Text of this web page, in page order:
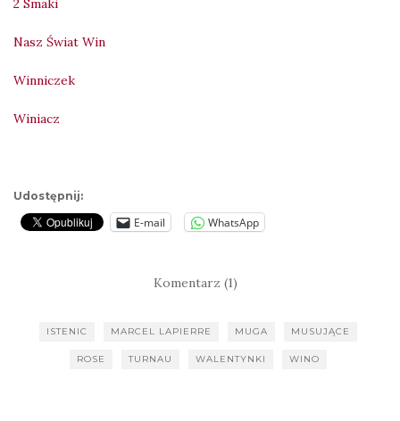
2 Smaki
Nasz Świat Win
Winniczek
Winiacz
Udostępnij:
E-mail WhatsApp
Komentarz (1)
ISTENIC MARCEL LAPIERRE MUGA MUSUJĄCE
ROSE TURNAU WALENTYNKI WINO